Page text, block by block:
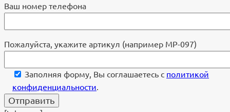
Ваш номер телефона
Пожалуйста, укажите артикул (например МР-097)
Заполняя форму, Вы соглашаетесь с политикой
конфиденциальности.